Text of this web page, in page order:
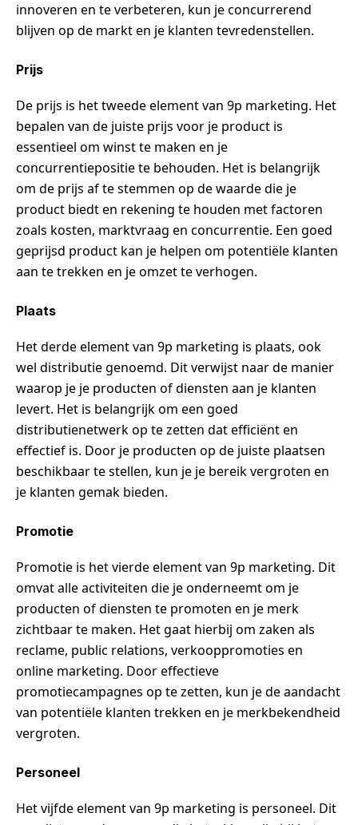
innoveren en te verbeteren, kun je concurrerend
blijven op de markt en je klanten tevredenstellen.
Prijs
De prijs is het tweede element van 9p marketing. Het
bepalen van de juiste prijs voor je product is
essentieel om winst te maken en je
concurrentiepositie te behouden. Het is belangrijk
om de prijs af te stemmen op de waarde die je
product biedt en rekening te houden met factoren
zoals kosten, marktvraag en concurrentie. Een goed
geprijsd product kan je helpen om potentiële klanten
aan te trekken en je omzet te verhogen.
Plaats
Het derde element van 9p marketing is plaats, ook
wel distributie genoemd. Dit verwijst naar de manier
waarop je je producten of diensten aan je klanten
levert. Het is belangrijk om een goed
distributienetwerk op te zetten dat efficiënt en
effectief is. Door je producten op de juiste plaatsen
beschikbaar te stellen, kun je je bereik vergroten en
je klanten gemak bieden.
Promotie
Promotie is het vierde element van 9p marketing. Dit
omvat alle activiteiten die je onderneemt om je
producten of diensten te promoten en je merk
zichtbaar te maken. Het gaat hierbij om zaken als
reclame, public relations, verkooppromoties en
online marketing. Door effectieve
promotiecampagnes op te zetten, kun je de aandacht
van potentiële klanten trekken en je merkbekendheid
vergroten.
Personeel
Het vijfde element van 9p marketing is personeel. Dit